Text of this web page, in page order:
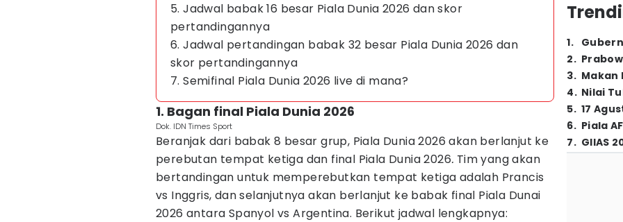
5. Jadwal babak 16 besar Piala Dunia 2026 dan skor
pertandingannya
6. Jadwal pertandingan babak 32 besar Piala Dunia 2026 dan
skor pertandingannya
7. Semifinal Piala Dunia 2026 live di mana?
1. Bagan final Piala Dunia 2026
Dok. IDN Times Sport
Beranjak dari babak 8 besar grup, Piala Dunia 2026 akan berlanjut ke
perebutan tempat ketiga dan final Piala Dunia 2026. Tim yang akan
bertandingan untuk memperebutkan tempat ketiga adalah Prancis
vs Inggris, dan selanjutnya akan berlanjut ke babak final Piala Dunai
2026 antara Spanyol vs Argentina. Berikut jadwal lengkapnya:
1.
2.
3. Makan
4. Nilai
5. 17
6. Piala
7. GIIAS